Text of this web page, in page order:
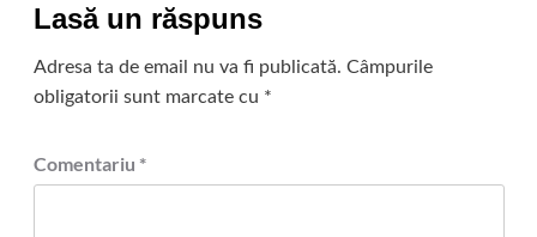
Lasă un răspuns
Adresa ta de email nu va fi publicată. Câmpurile
obligatorii sunt marcate cu *
Comentariu *